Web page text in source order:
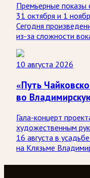
Премьерные показы
31 октября и 1
Сегодня
из-за сложности
10 августа 2026
«Путь
во
Гала-концерт
художественным
16 августа в
на Клязьме